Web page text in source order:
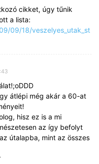
cikket, úgy tűnik
a lista:
09/18/veszelyes_utak_st
átlépi még akár a 60-at
hisz ez is a mi
az így befolyt
útalapba, mint az összes